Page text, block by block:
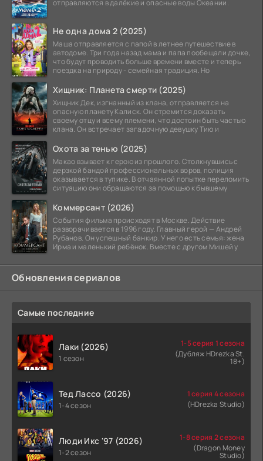
отправляются в далёкие и опасные воды Океании.
Не одна дома 2 (2025)
Маша отправляется с папой в летнее путешествие в
автодоме. Три года назад мама и папа пообещали дочке,
что будут проводить больше времени вместе и теперь
поездка на природу - семейная традиция. Но
Хищник: Планета смерти (2025)
Хищник Дек, изгнанный из клана, отправляется на
опасную планету Калиск. Он стремится доказать
своему отцу и всему племени, что достоин быть частью
клана. Он встречает загадочную девушку Тию и
Охота за тенью (2025)
Макао взывает к герою из прошлого. Столкнувшись с
дерзкой бандой профессиональных воров, полиция
оказывается в тупике. В отчаянной попытке переломить
ситуацию они обращаются за помощью к бывшему
Коммерсант (2026)
События фильма происходят в Москве. Действие
разворачивается в 1996 году. Главный герой — Андрей
Рубанов. Он успешный банкир. У него есть семья: жена
Ирма и маленький ребёнок. Вместе с другом Мишей у
Обновления сериалов
Самые последние
Лаки (2026)
1 сезон
1-5 серия 1 сезона
(Дубляж HDrezka St.
18+)
Тед Лассо (2026)
1-4 сезон
1 серия 4 сезона
(HDrezka Studio)
Люди Икс '97 (2026)
1-2 сезон
1-8 серия 2 сезона
(Dragon Money
Studio)